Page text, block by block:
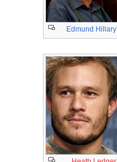
Edmund Hillary